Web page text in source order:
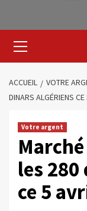
ACCUEIL VOTRE
DINARS ALGÉRIENS CE
Votre argent
les
ce 5